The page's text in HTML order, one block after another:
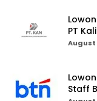
PT
August
Staff